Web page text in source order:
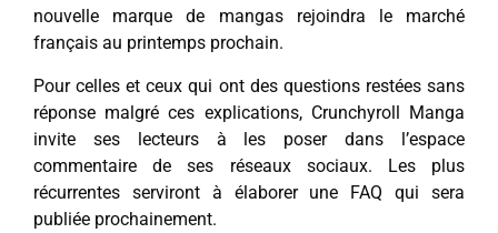
nouvelle marque de mangas rejoindra le marché
français au printemps prochain.
Pour celles et ceux qui ont des questions restées sans
réponse malgré ces explications, Crunchyroll Manga
invite ses lecteurs à les poser dans l’espace
commentaire de ses réseaux sociaux. Les plus
récurrentes serviront à élaborer une FAQ qui sera
publiée prochainement.